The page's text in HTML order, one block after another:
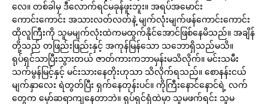
လေ။ တစ်ခါမှ ဒီလောက်ရင်မခုန်ဖူးဘူး။ အရပ်အမောင်း
ကောင်းကောင်း အသားလတ်လတ်နဲ့ မျက်လုံးမျက်ဖန်ကောင်းကောင်း
ထိုလူကြီးကို သူမမျက်လုံးထဲကမထွက်နိုင်အောင်ဖြစ်နေမိသည်။ အချိန်
တို့သည် တဖြည်းဖြည်းနှင့် အကုန်မြန်သော သဘောရှိသည်မသိ။
ရုပ်ရှင်သာပြီးသွားတယ် ဇာတ်ကားကဘာမှန်းမသိလိုက်။ မင်းသမီး
သက်မွန်မြင့်နှင့် မင်းသားနေတိုးဟုသာ သိလိုက်ရသည်။ စောနန်းငယ်
မျက်နှာလေး ရဲတွတ်ပြီး ရှက်နေတုန်းပင်။ ကိုကြီးနောင်နောင်ရဲ့ လက်
တွေက မှော်ဆရာကျနေတာဘဲ။ ရုပ်ရှင်ရုံထဲမှာ သူမဖက်ရင်း သူမ